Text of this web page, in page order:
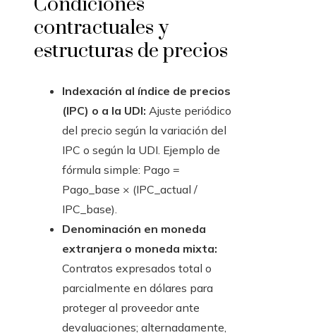
contractuales y
estructuras de precios
Indexación al índice de precios
(IPC) o a la UDI: Ajuste periódico
del precio según la variación del
IPC o según la UDI. Ejemplo de
fórmula simple: Pago =
Pago_base × (IPC_actual /
IPC_base).
Denominación en moneda
extranjera o moneda mixta:
Contratos expresados total o
parcialmente en dólares para
proteger al proveedor ante
devaluaciones; alternadamente,